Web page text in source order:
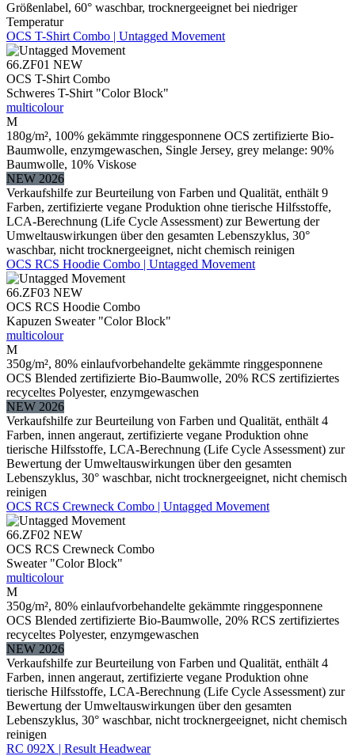
Größenlabel, 60° waschbar, trocknergeeignet bei niedriger
Temperatur
OCS T-Shirt Combo | Untagged Movement
66.ZF01 NEW
OCS T-Shirt Combo
Schweres T-Shirt "Color Block"
multicolour
M
180g/m², 100% gekämmte ringgesponnene OCS zertifizierte Bio-
Baumwolle, enzymgewaschen, Single Jersey, grey melange: 90%
Baumwolle, 10% Viskose
NEW 2026
Verkaufshilfe zur Beurteilung von Farben und Qualität, enthält 9
Farben, zertifizierte vegane Produktion ohne tierische Hilfsstoffe,
LCA-Berechnung (Life Cycle Assessment) zur Bewertung der
Umweltauswirkungen über den gesamten Lebenszyklus, 30°
waschbar, nicht trocknergeeignet, nicht chemisch reinigen
OCS RCS Hoodie Combo | Untagged Movement
66.ZF03 NEW
OCS RCS Hoodie Combo
Kapuzen Sweater "Color Block"
multicolour
M
350g/m², 80% einlaufvorbehandelte gekämmte ringgesponnene
OCS Blended zertifizierte Bio-Baumwolle, 20% RCS zertifiziertes
recyceltes Polyester, enzymgewaschen
NEW 2026
Verkaufshilfe zur Beurteilung von Farben und Qualität, enthält 4
Farben, innen angeraut, zertifizierte vegane Produktion ohne
tierische Hilfsstoffe, LCA-Berechnung (Life Cycle Assessment) zur
Bewertung der Umweltauswirkungen über den gesamten
Lebenszyklus, 30° waschbar, nicht trocknergeeignet, nicht chemisch
reinigen
OCS RCS Crewneck Combo | Untagged Movement
66.ZF02 NEW
OCS RCS Crewneck Combo
Sweater "Color Block"
multicolour
M
350g/m², 80% einlaufvorbehandelte gekämmte ringgesponnene
OCS Blended zertifizierte Bio-Baumwolle, 20% RCS zertifiziertes
recyceltes Polyester, enzymgewaschen
NEW 2026
Verkaufshilfe zur Beurteilung von Farben und Qualität, enthält 4
Farben, innen angeraut, zertifizierte vegane Produktion ohne
tierische Hilfsstoffe, LCA-Berechnung (Life Cycle Assessment) zur
Bewertung der Umweltauswirkungen über den gesamten
Lebenszyklus, 30° waschbar, nicht trocknergeeignet, nicht chemisch
reinigen
RC 092X | Result Headwear